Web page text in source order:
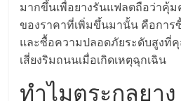
คืน
ทุน
มากขึ้นเพื่อยางรันแฟลตถือว่าคุ้ม
ของราคาที่เพิ่มขึ้นมานั้น คือการ
และซื้อความปลอดภัยระดับสูงที่
เสี่ยงริมถนนเมื่อเกิดเหตุฉุกเฉิน
ทำไมตระกูลยา